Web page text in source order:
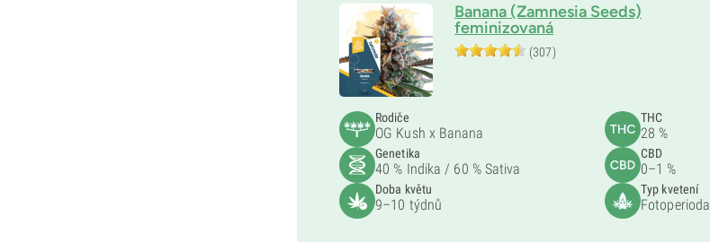
Banana (Zamnesia Seeds)
feminizovaná
(307)
Rodiče
OG Kush x Banana
Genetika
40 % Indika / 60 % Sativa
Doba květu
9–10 týdnů
THC
28 %
CBD
0–1 %
Typ kvetení
Fotoperioda